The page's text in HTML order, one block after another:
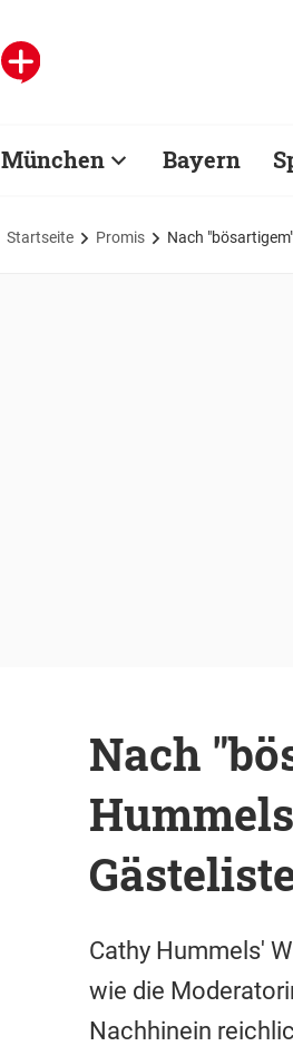
München Bayern
Startseite Promis Nach
Nach
Cathy Hummels'
wie die
Nachhinein